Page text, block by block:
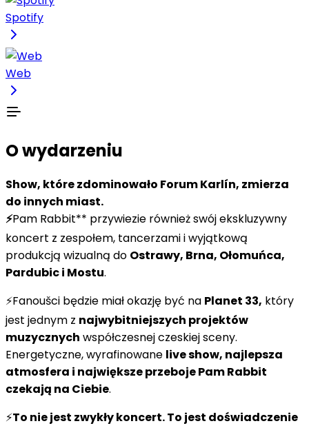
Spotify
Web
O wydarzeniu
Show, które zdominowało Forum Karlín, zmierza
do innych miast.
⚡️Pam Rabbit** przywiezie również swój ekskluzywny
koncert z zespołem, tancerzami i wyjątkową
produkcją wizualną do Ostrawy, Brna, Ołomuńca,
Pardubic i Mostu.
⚡️Fanoušci będzie miał okazję być na Planet 33, który
jest jednym z najwybitniejszych projektów
muzycznych współczesnej czeskiej sceny.
Energetyczne, wyrafinowane live show, najlepsza
atmosfera i największe przeboje Pam Rabbit
czekają na Ciebie.
⚡️To nie jest zwykły koncert. To jest doświadczenie